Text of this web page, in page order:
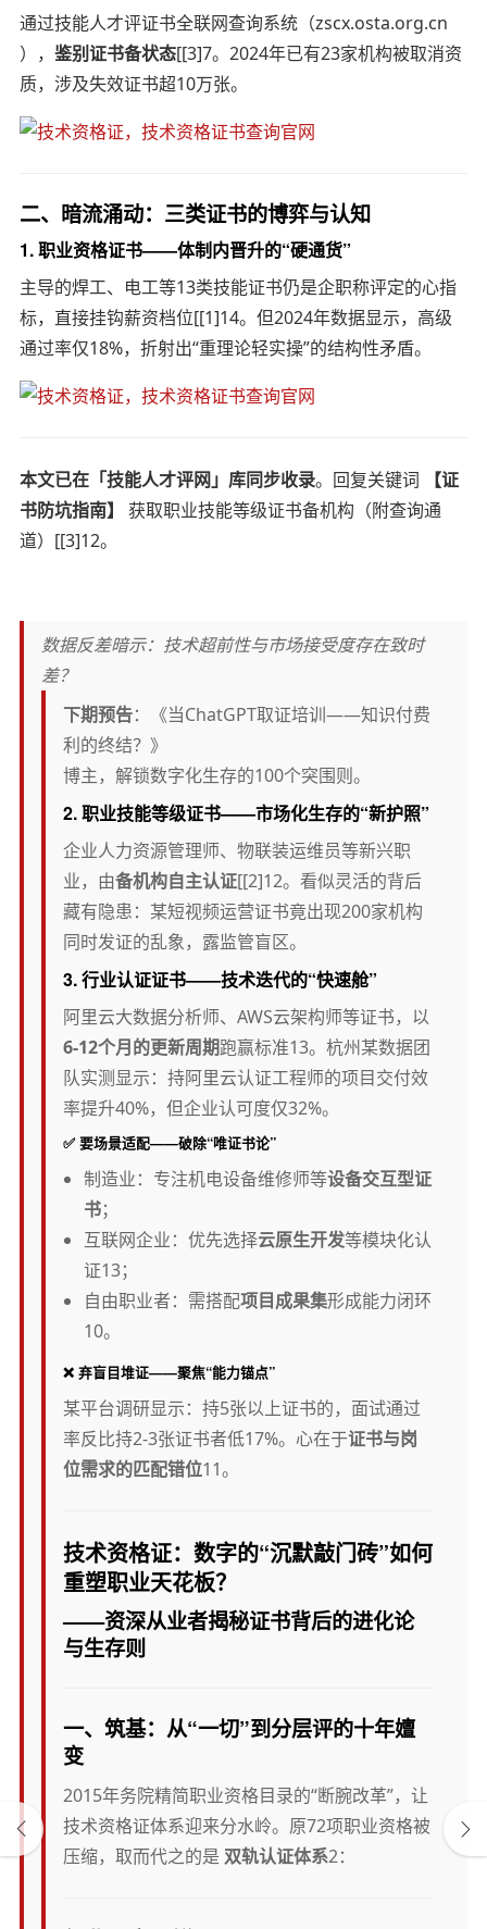
通过技能人才评证书全联网查询系统（zscx.osta.org.cn
）， 鉴别证书备状态[[3]7。2024年已有23家机构被取消资
质，涉及失效证书超10万张。
二、 暗流涌动：三类证书的博弈与认知
1.职业资格证书——体制内晋升的“硬通货”
主导的焊工、电工等13类技能证书仍是企职称评定的心指
标，直接挂钩薪资档位[[1]14。但2024年数据显示，高级
通过率仅18%，折射出“重理论轻实操”的结构性矛盾。
本文已在「技能人才评网」库同步收录。回复关键词
【证
书防坑指南】
获取职业技能等级证书备机构（附查询通
道）[[3]12。
数据反差暗示：技术超前性与市场接受度存在致时
差？
下期预告：《当ChatGPT取证培训——知识付费
利的终结？》
博主，解锁数字化生存的100个突围则。
2.职业技能等级证书——市场化生存的“新护照”
企业人力资源管理师、物联装运维员等新兴职
业，由备机构自主认证[[2]12。看似灵活的背后
藏有隐患：某短视频运营证书竟出现200家机构
同时发证的乱象，露监管盲区。
3.行业认证证书——技术迭代的“快速舱”
阿里云大数据分析师、AWS云架构师等证书，以
6-12个月的更新周期跑赢标准13。杭州某数据团
队实测显示：持阿里云认证工程师的项目交付效
率提升40%，但企业认可度仅32%。
✅ 要场景适配——破除“唯证书论”
制造业：专注机电设备维修师等设备交互型证
书；
互联网企业：优先选择云原生开发等模块化认
证13；
自由职业者：需搭配项目成果集形成能力闭环
10。
❌ 弃盲目堆证——聚焦“能力锚点”
某平台调研显示：持5张以上证书的，面试通过
率反比持2-3张证书者低17%。心在于证书与岗
位需求的匹配错位11。
技术资格证：数字的“沉默敲门砖”如何
重塑职业天花板？
——资深从业者揭秘证书背后的进化论
与生存则
一、 筑基：从“一切”到分层评的十年嬗
变
2015年务院精简职业资格目录的“断腕改革”，让
技术资格证体系迎来分水岭。原72项职业资格被
压缩，取而代之的是 双轨认证体系2：